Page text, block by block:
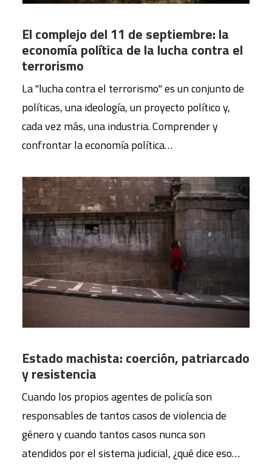
El complejo del 11 de septiembre: la
economía política de la lucha contra el
terrorismo
La "lucha contra el terrorismo" es un conjunto de
políticas, una ideología, un proyecto político y,
cada vez más, una industria. Comprender y
confrontar la economía política…
Estado machista: coerción, patriarcado
y resistencia
Cuando los propios agentes de policía son
responsables de tantos casos de violencia de
género y cuando tantos casos nunca son
atendidos por el sistema judicial, ¿qué dice eso…